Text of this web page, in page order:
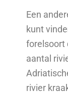
Een
kunt
forelsoort
aantal
rivier